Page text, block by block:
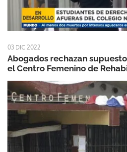
03 DIC 2022
Abogados rechazan
el Centro Femenino de